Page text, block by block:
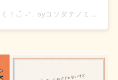
気仙沼での子育てを楽しく！◡̈ ˖°. byコソダテノミカタ(@kesennuma_kosodate)がシェアした投稿